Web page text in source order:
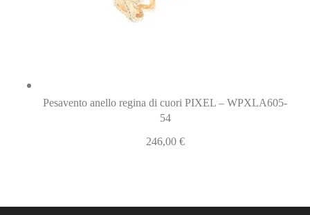
Pesavento anello regina di cuori PIXEL – WPXLA605-
54
246,00 €